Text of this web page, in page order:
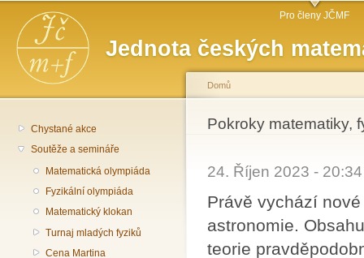
Jednota českých
Hlavní menu Pro členy JČMF
Chystané akce
Soutěže a semináře
Matematická olympiáda
Fyzikální olympiáda
Matematický klokan
Turnaj mladých fyziků
Cena Martina
Jste zde
Domů
Pokroky matematiky,
24. Říjen 2023 -
Právě vychází
astronomie.
teorie